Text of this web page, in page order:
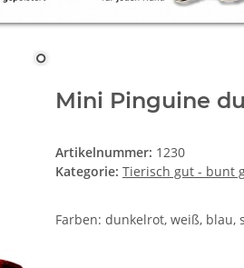
Mini Pinguine
Artikelnummer: 1230
Kategorie: Tierisch gut - bunt
Farben: dunkelrot, weiß, blau,